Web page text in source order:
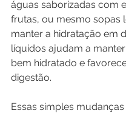
águas saborizadas com
frutas, ou mesmo sopas
manter a hidratação em
líquidos ajudam a
bem hidratado e
digestão.
Essas simples